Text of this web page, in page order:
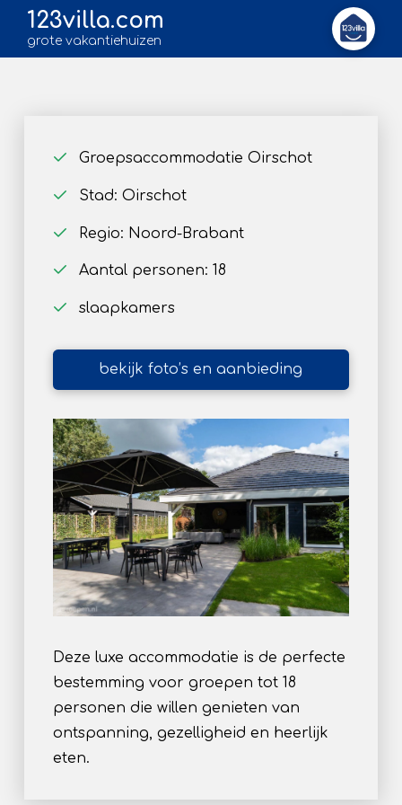
123villa.com
grote vakantiehuizen
Groepsaccommodatie Oirschot
Stad: Oirschot
Regio: Noord-Brabant
Aantal personen: 18
slaapkamers
bekijk foto’s en aanbieding
Deze luxe accommodatie is de perfecte
bestemming voor groepen tot 18
personen die willen genieten van
ontspanning, gezelligheid en heerlijk
eten.